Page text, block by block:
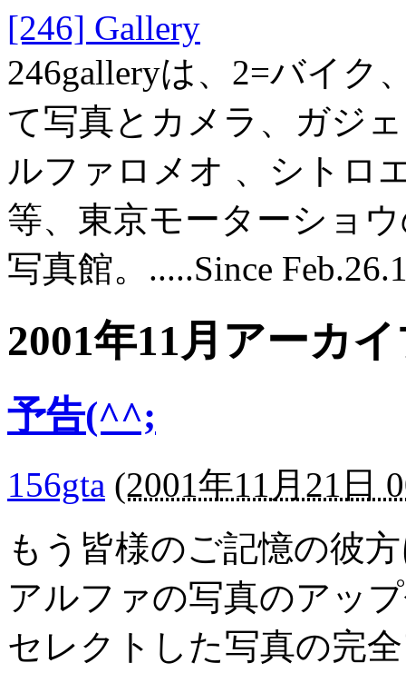
[246] Gallery
246galleryは、2=バイク
て写真とカメラ、ガジ
ルファロメオ 、シトロ
等、東京モーターショ
写真館。.....Since
2001年11月アーカ
予告(^^;
156gta (2001年11月21日
もう皆様のご記憶の彼
アルファの写真のアッ
セレクトした写真の完